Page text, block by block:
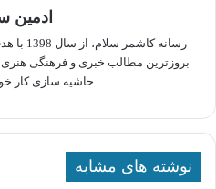
ادمین
رسانه
بروزترین مطالب خبری و فرهنگی
حاشیه سازی کار
نوشته های مشابه